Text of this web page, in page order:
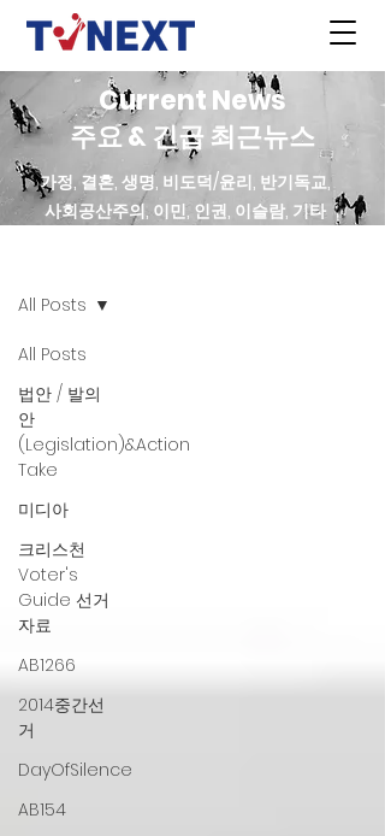
Current News
주요 & 긴급 최근뉴스
가정, 결혼, 생명, 비도덕/윤리, 반기독교,
사회공산주의, 이민, 인권, 이슬람, 기타
All Posts
법안 / 발의
안
(Legislation)&Action
Take
미디아
크리스천
Voter's
Guide 선거
자료
AB1266
2014중간선
거
DayOfSilence
AB154
All Posts